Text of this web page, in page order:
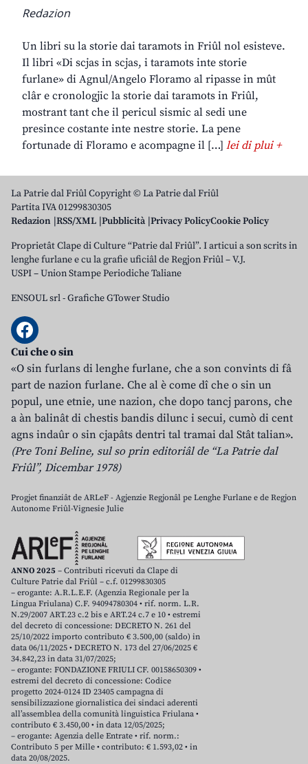
Redazion
Un libri su la storie dai taramots in Friûl nol esisteve.
Il libri «Di scjas in scjas, i taramots inte storie
furlane» di Agnul/Angelo Floramo al ripasse in mût
clâr e cronologjic la storie dai taramots in Friûl,
mostrant tant che il pericul sismic al sedi une
presince costante inte nestre storie. La pene
fortunade di Floramo e acompagne il […] lei di plui +
La Patrie dal Friûl Copyright © La Patrie dal Friûl
Partita IVA 01299830305
Redazion RSS/XML Pubblicità Privacy PolicyCookie Policy
Proprietât Clape di Culture “Patrie dal Friûl”. I articui a son scrits in
lenghe furlane e cu la grafie uficiâl de Regjon Friûl – V.J.
USPI – Union Stampe Periodiche Taliane
ENSOUL srl-Grafiche GTower Studio
Cui che o sin
«O sin furlans di lenghe furlane, che a son convints di fâ
part de nazion furlane. Che al è come dî che o sin un
popul, une etnie, une nazion, che dopo tancj parons, che
a àn balinât di chestis bandis dilunc i secui, cumò di cent
agns indaûr o sin cjapâts dentri tal tramai dal Stât talian».
(Pre Toni Beline, sul so prin editoriâl de “La Patrie dal
Friûl”, Dicembar 1978)
Progjet finanziât de ARLeF - Agjenzie Regjonâl pe Lenghe Furlane e de Regjon
Autonome Friûl-Vignesie Julie
ANNO 2025 – Contributi ricevuti da Clape di
Culture Patrie dal Friûl – c.f. 01299830305
– erogante: A.R.L.E.F. (Agenzia Regionale per la
Lingua Friulana) C.F. 94094780304 • rif. norm. L.R.
N.29/2007 ART.23 c.2 bis e ART.24 c.7 e 10 • estremi
del decreto di concessione: DECRETO N. 261 del
25/10/2022 importo contributo € 3.500,00 (saldo) in
data 06/11/2025 • DECRETO N. 173 del 27/06/2025 €
34.842,23 in data 31/07/2025;
– erogante: FONDAZIONE FRIULI CF. 00158650309 •
estremi del decreto di concessione: Codice
progetto 2024-0124 ID 23405 campagna di
sensibilizzazione giornalistica dei sindaci aderenti
all’assemblea della comunità linguistica Friulana •
contributo € 3.450,00 • in data 12/05/2025;
– erogante: Agenzia delle Entrate • rif. norm.:
Contributo 5 per Mille • contributo: € 1.593,02 • in
data 20/08/2025.